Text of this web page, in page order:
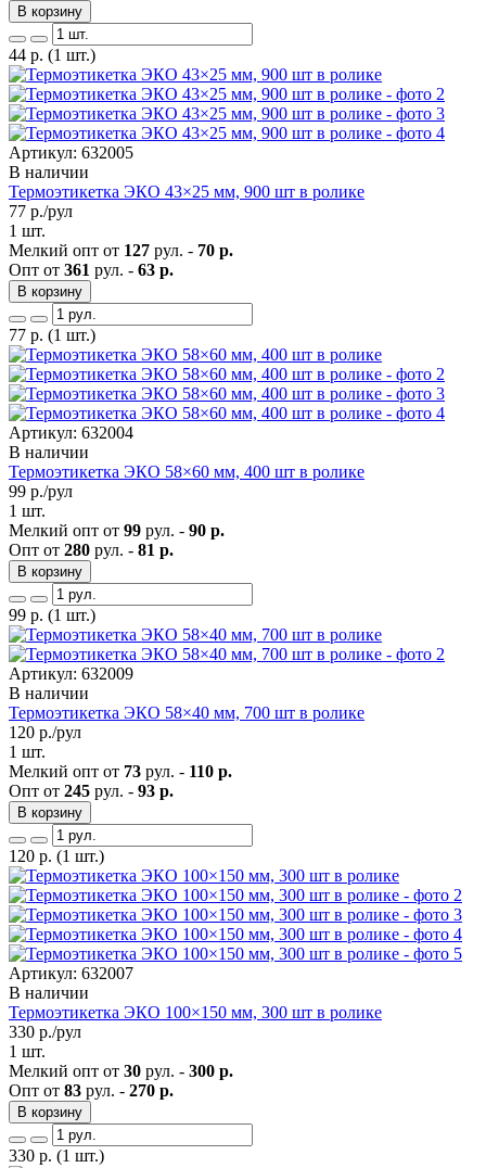
В корзину
44 р. (1 шт.)
Артикул: 632005
В наличии
Термоэтикетка ЭКО 43×25 мм, 900 шт в ролике
77 р./рул
1 шт.
Мелкий опт от 127 рул. - 70 р.
Опт от 361 рул. - 63 р.
В корзину
77 р. (1 шт.)
Артикул: 632004
В наличии
Термоэтикетка ЭКО 58×60 мм, 400 шт в ролике
99 р./рул
1 шт.
Мелкий опт от 99 рул. - 90 р.
Опт от 280 рул. - 81 р.
В корзину
99 р. (1 шт.)
Артикул: 632009
В наличии
Термоэтикетка ЭКО 58×40 мм, 700 шт в ролике
120 р./рул
1 шт.
Мелкий опт от 73 рул. - 110 р.
Опт от 245 рул. - 93 р.
В корзину
120 р. (1 шт.)
Артикул: 632007
В наличии
Термоэтикетка ЭКО 100×150 мм, 300 шт в ролике
330 р./рул
1 шт.
Мелкий опт от 30 рул. - 300 р.
Опт от 83 рул. - 270 р.
В корзину
330 р. (1 шт.)